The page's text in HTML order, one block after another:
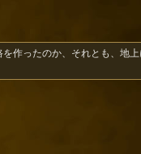
作ったのか、それとも、地